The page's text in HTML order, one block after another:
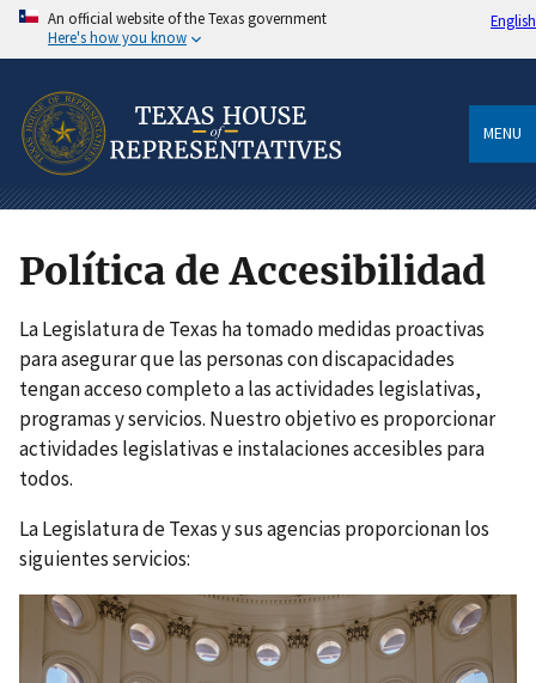
An official website of the Texas government
Here's how you know
English
MENU
Política de Accesibilidad
La Legislatura de Texas ha tomado medidas proactivas
para asegurar que las personas con discapacidades
tengan acceso completo a las actividades legislativas,
programas y servicios. Nuestro objetivo es proporcionar
actividades legislativas e instalaciones accesibles para
todos.
La Legislatura de Texas y sus agencias proporcionan los
siguientes servicios: